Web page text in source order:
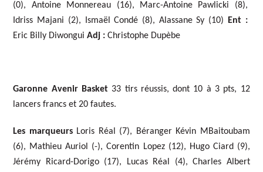
(0), Antoine Monnereau (16), Marc-Antoine Pawlicki (8),
Idriss Majani (2), Ismaël Condé (8), Alassane Sy (10)
Ent :
Eric Billy DiwonguiAdj : Christophe Dupèbe
Garonne Avenir Basket 33 tirs réussis, dont 10 à 3 pts, 12
lancers francs et 20 fautes.
Les marqueursLoris Réal
(7), Béranger Kévin MBaitoubam
(6), Mathieu Auriol (-), Corentin Lopez (12), Hugo Ciard (9),
Jérémy Ricard-Dorigo (17), Lucas Réal (4), Charles Albert